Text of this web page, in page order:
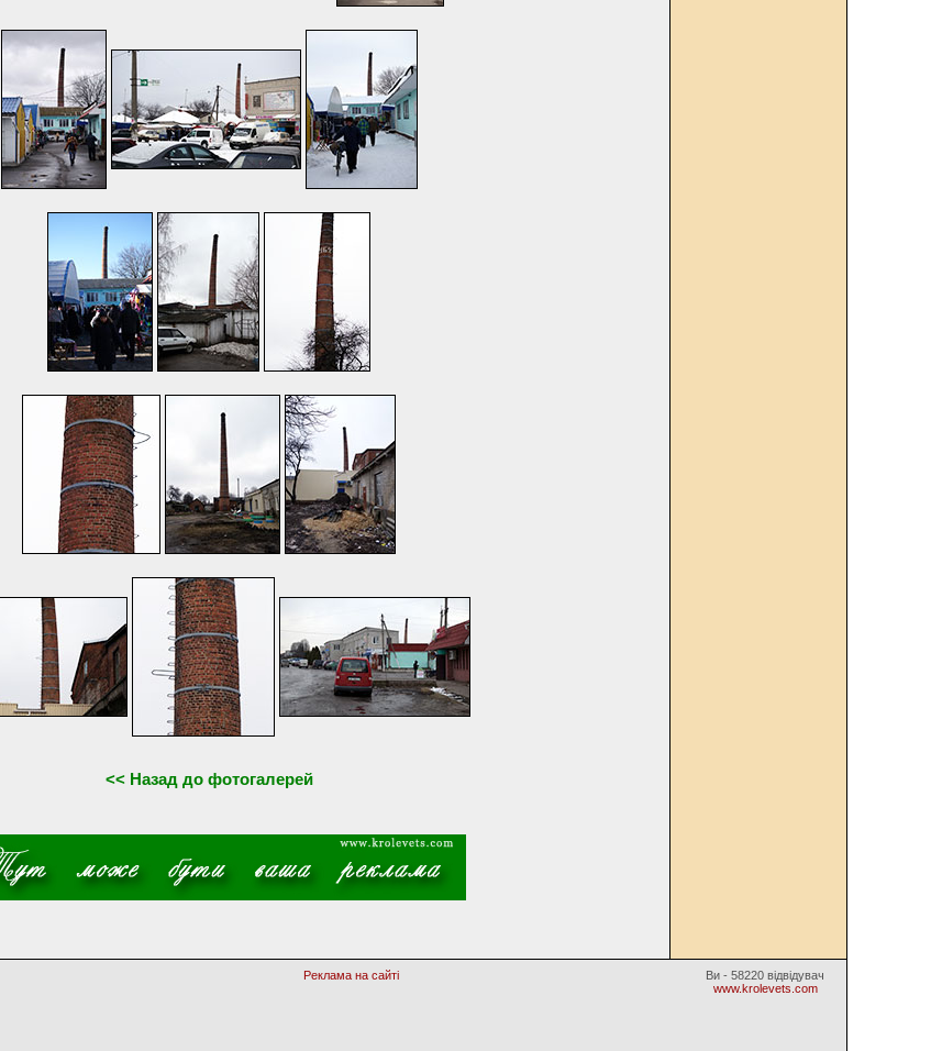
<< Назад до фотогалерей
Реклама на сайті
Ви - 58220 відвідувач
www.krolevets.com